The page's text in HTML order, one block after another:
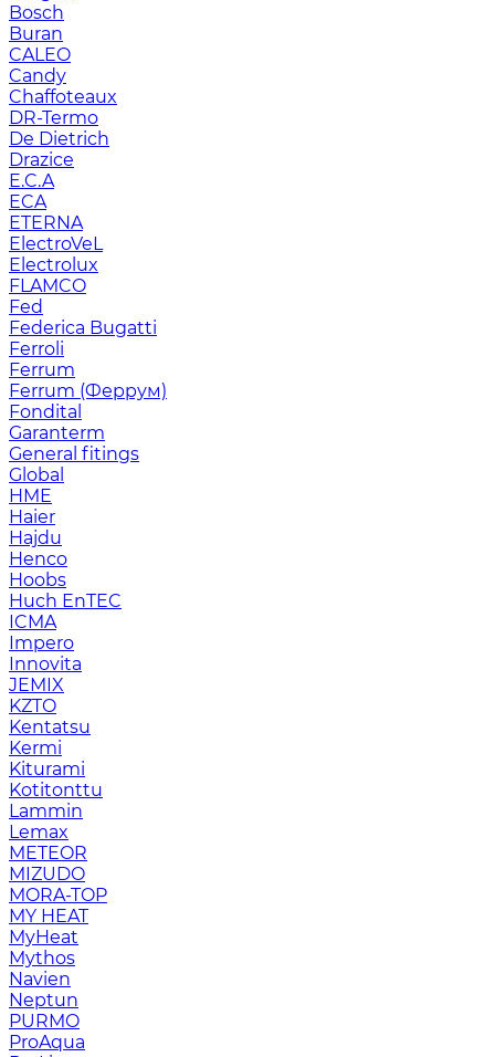
Bosch
Buran
CALEO
Candy
Chaffoteaux
DR-Termo
De Dietrich
Drazice
E.C.A
ECA
ETERNA
ElectroVeL
Electrolux
FLAMCO
Fed
Federica Bugatti
Ferroli
Ferrum
Ferrum (Феррум)
Fondital
Garanterm
General fitings
Global
HME
Haier
Hajdu
Henco
Hoobs
Huch EnTEC
ICMA
Impero
Innovita
JEMIX
KZTO
Kentatsu
Kermi
Kiturami
Kotitonttu
Lammin
Lemax
METEOR
MIZUDO
MORA-TOP
MY HEAT
MyHeat
Mythos
Navien
Neptun
PURMO
ProAqua